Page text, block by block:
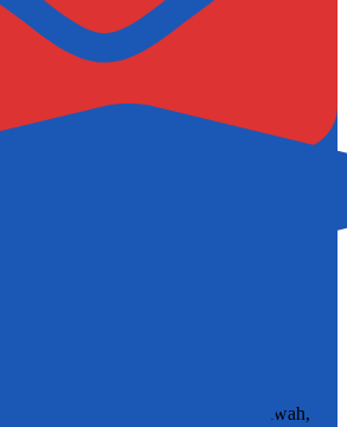
HILIR
Mempawah Hilir, Kab. Mempawah,